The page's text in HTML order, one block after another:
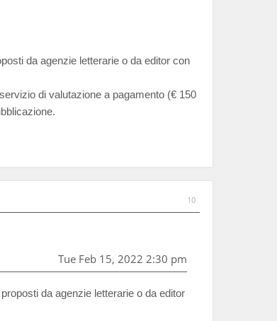
da agenzie letterarie o da editor con
di valutazione a pagamento (€ 150
10
Tue Feb 15, 2022 2:30 pm
da agenzie letterarie o da editor